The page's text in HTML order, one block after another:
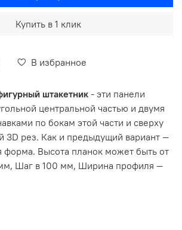
В избранное
Купить в 1 клик
штакетник - эти панели
центральной частью и двумя
по бокам этой части и сверху
3D рез. Как и предыдущий вариант —
форма. Высота планок может быть от
Шаг в 100 мм, Ширина профиля —